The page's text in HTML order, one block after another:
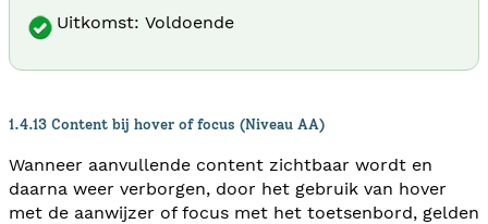
Uitkomst: Voldoende
1.4.13 Content bij hover of focus (Niveau AA)
Wanneer aanvullende content zichtbaar wordt en
daarna weer verborgen, door het gebruik van hover
met de aanwijzer of focus met het toetsenbord, gelden